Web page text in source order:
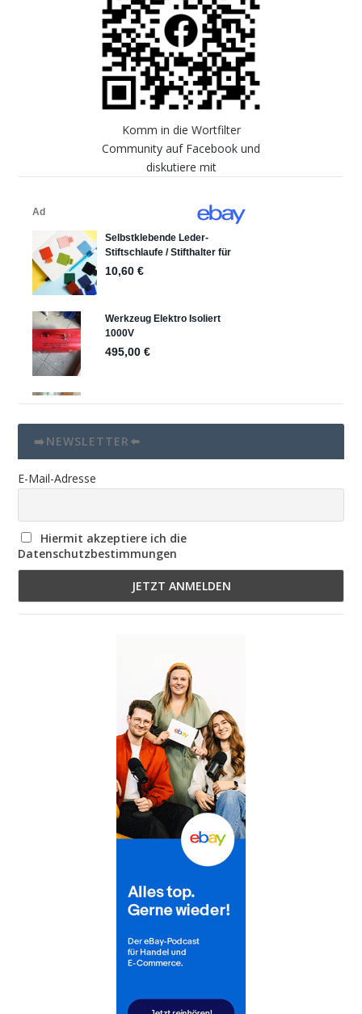
Komm in die Wortfilter
Community auf Facebook und
diskutiere mit
➡️NEWSLETTER⬅️
E-Mail-Adresse
Hiermit akzeptiere ich die
Datenschutzbestimmungen